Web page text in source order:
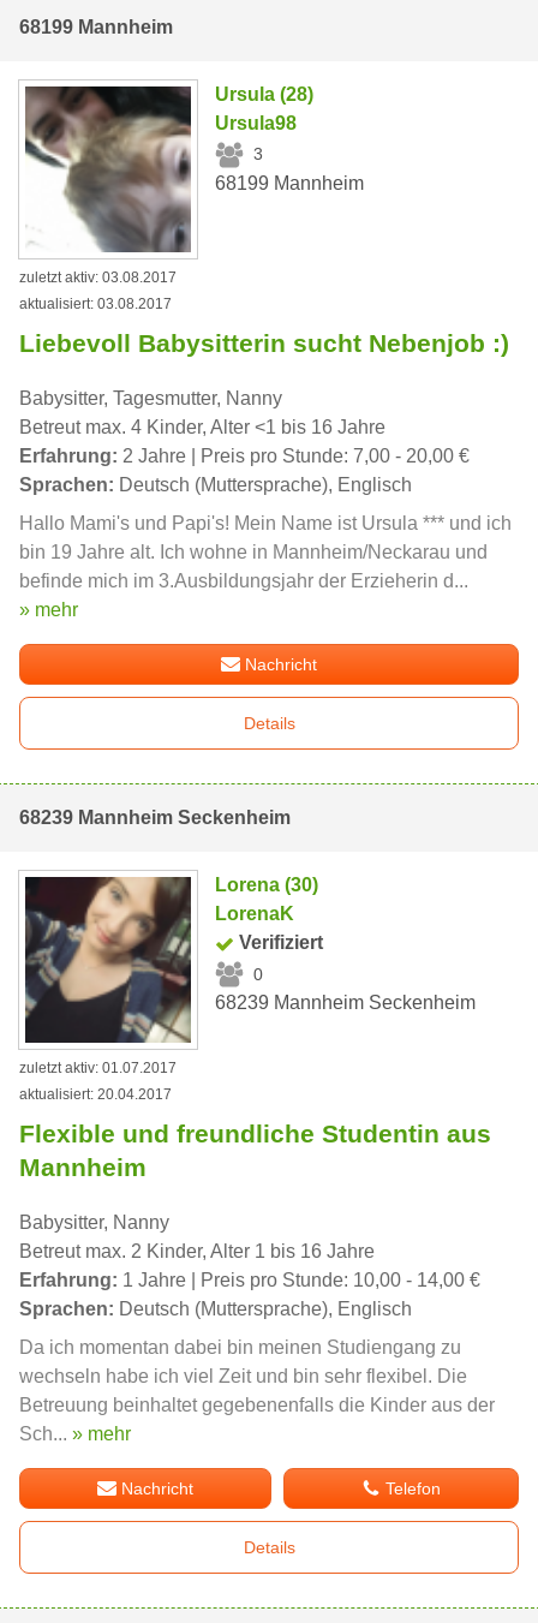
68199 Mannheim
Ursula (28)
Ursula98
3
68199 Mannheim
zuletzt aktiv: 03.08.2017
aktualisiert: 03.08.2017
Liebevoll Babysitterin sucht Nebenjob :)
Babysitter, Tagesmutter, Nanny
Betreut max. 4 Kinder, Alter <1 bis 16 Jahre
Erfahrung: 2 Jahre | Preis pro Stunde: 7,00 - 20,00 €
Sprachen: Deutsch (Muttersprache), Englisch
Hallo Mami's und Papi's! Mein Name ist Ursula *** und ich
bin 19 Jahre alt. Ich wohne in Mannheim/Neckarau und
befinde mich im 3.Ausbildungsjahr der Erzieherin d...
» mehr
Nachricht
Details
68239 Mannheim Seckenheim
Lorena (30)
LorenaK
Verifiziert
0
68239 Mannheim Seckenheim
zuletzt aktiv: 01.07.2017
aktualisiert: 20.04.2017
Flexible und freundliche Studentin aus
Mannheim
Babysitter, Nanny
Betreut max. 2 Kinder, Alter 1 bis 16 Jahre
Erfahrung: 1 Jahre | Preis pro Stunde: 10,00 - 14,00 €
Sprachen: Deutsch (Muttersprache), Englisch
Da ich momentan dabei bin meinen Studiengang zu
wechseln habe ich viel Zeit und bin sehr flexibel. Die
Betreuung beinhaltet gegebenenfalls die Kinder aus der
Sch... » mehr
Nachricht Telefon
Details